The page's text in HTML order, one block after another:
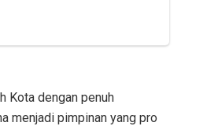
Kota dengan penuh
menjadi pimpinan yang pro